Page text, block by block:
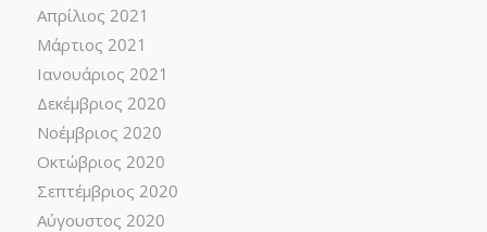
Απρίλιος 2021
Μάρτιος 2021
Ιανουάριος 2021
Δεκέμβριος 2020
Νοέμβριος 2020
Οκτώβριος 2020
Σεπτέμβριος 2020
Αύγουστος 2020